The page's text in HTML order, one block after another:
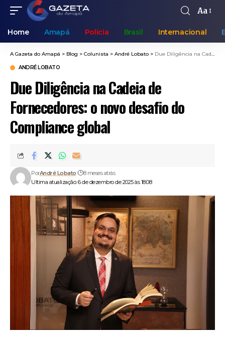
Aa
Home Amapá Polícia Brasil Internacional
A Gazeta do Amapá > Blog > Colunista > André Lobato > Due Diligência na Cadeia de Fornecedores: o novo desafio do Compliance global
ANDRÉ LOBATO
Due Diligência na Cadeia de
Fornecedores: o novo desafio do
Compliance global
Ultima atualização: 6 de dezembro de 2025 às 18:08
PorAndré Lobato 8 meses atrás